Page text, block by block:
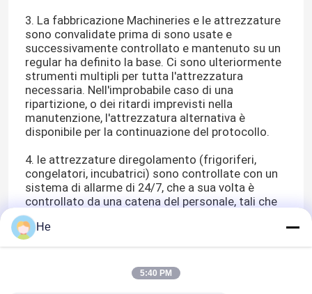
3. La fabbricazione Machineries e le attrezzature
sono convalidate prima di sono usate e
successivamente controllato e mantenuto su un
regular ha definito la base. Ci sono ulteriormente
strumenti multipli per tutta l'attrezzatura
necessaria. Nell'improbabile caso di una
ripartizione, o dei ritardi imprevisti nella
manutenzione, l'attrezzatura alternativa è
disponibile per la continuazione del protocollo.
4. le attrezzature diregolamento (frigoriferi,
congelatori, incubatrici) sono controllate con un
sistema di allarme di 24/7, che a sua volta è
controllato da una catena del personale, tali che
c'è sempre ridondanza.
5. Il sistema di gestione della qualità è basato su
miglioramento continuo.
He
5:40 PM